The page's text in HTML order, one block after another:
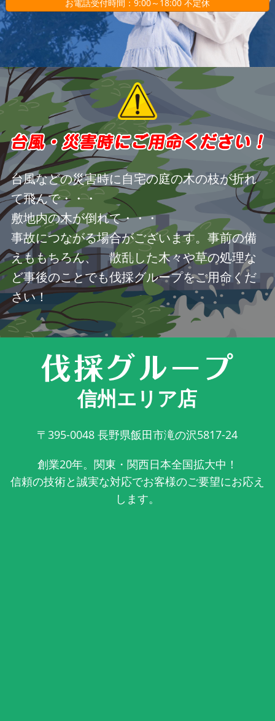
お電話受付時間：9:00～18:00 不定休
台風などの災害時に自宅の庭の木の枝が折れ
て飛んで・・・
敷地内の木が倒れて・・・
事故につながる場合がございます。事前の備
えももちろん、 散乱した木々や草の処理な
ど事後のことでも伐採グループをご用命くだ
さい！
信州エリア店
〒395-0048 長野県飯田市滝の沢5817-24
創業20年。関東・関西日本全国拡大中！
信頼の技術と誠実な対応でお客様のご要望にお応え
します。